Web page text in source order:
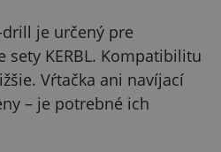
je určený pre
KERBL. Kompatibilitu
Vŕtačka ani navíjací
– je potrebné ich